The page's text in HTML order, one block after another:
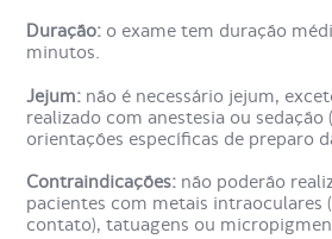
em um aparelho de ressonância
deita em uma mesa, que desliza
usadas para criar imagens detalhadas
deve permanecer imóvel para
imagens.
Para que serve o
Duração: o exame tem duração
minutos.
Jejum: não é necessário jejum,
realizado com anestesia ou sedação
orientações específicas de preparo
Contraindicações: não poderão
pacientes com metais intraoculares
contato), tatuagens ou